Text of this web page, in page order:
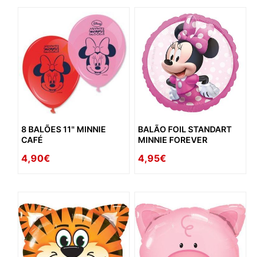
8 BALÕES 11" MINNIE
CAFÉ
4,90€
BALÃO FOIL STANDART
MINNIE FOREVER
4,95€